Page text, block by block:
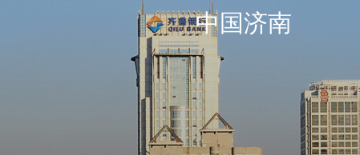
中国济南